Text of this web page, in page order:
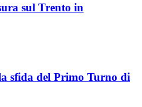
sul Trento in
sfida del Primo Turno di